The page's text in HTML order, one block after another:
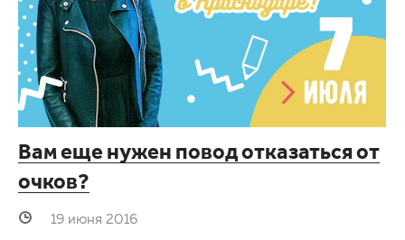
Вам еще нужен повод отказаться от
очков?
19 июня 2016